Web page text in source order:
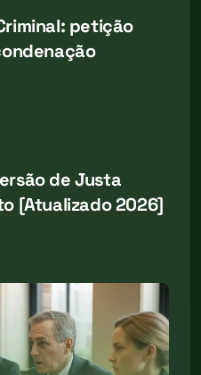
petição
de Justa
[Atualizado 2026]